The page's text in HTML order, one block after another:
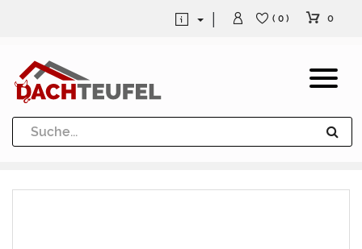
Dachrinne und Fallrohre
Werkzeuge und Löttechnik
( 0 ) 0